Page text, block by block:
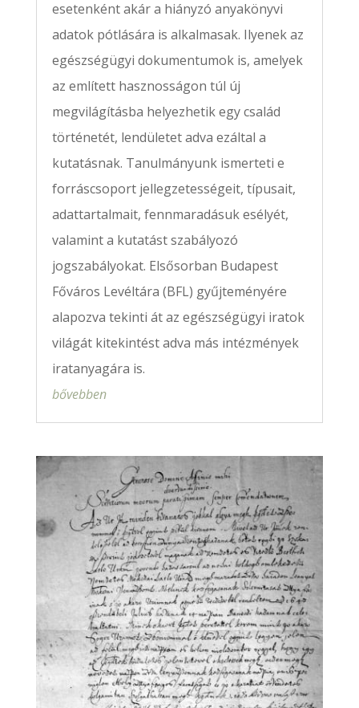
esetenként akár a hiányzó anyakönyvi
adatok pótlására is alkalmasak. Ilyenek az
egészségügyi dokumentumok is, amelyek
az említett hasznosságon túl új
megvilágításba helyezhetik egy család
történetét, lendületet adva ezáltal a
kutatásnak. Tanulmányunk ismerteti e
forráscsoport jellegzetességeit, típusait,
adattartalmait, fennmaradásuk esélyét,
valamint a kutatást szabályozó
jogszabályokat. Elsősorban Budapest
Főváros Levéltára (BFL) gyűjteményére
alapozva tekinti át az egészségügyi iratok
világát kitekintést adva más intézmények
iratanyagára is.
bővebben